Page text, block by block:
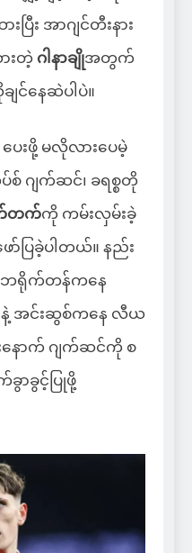
ပြီး အာဂျင်တီးနား
းတဲ့ ဂါနာချိုအတွက်
ျင်နေဆဲပါပဲ။
းဖို့ မလိုလားပေမဲ့
ဂျက်ဆင်၊ ခရစ္စတို
တက်ကို ကမ်းလှမ်းခဲ့
ာ်ပြခဲ့ပါတယ်။ နည်း
ဘရိုက်တန်ကနေ
နဲ့ အင်းဆွစ်ကနေ လီယ
ောက် ဂျက်ဆင်ကို စ
ာခွင့်ပြုဖို့